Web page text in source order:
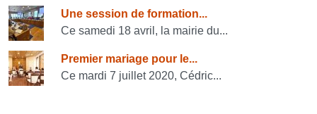
Une session de formation...
Ce samedi 18 avril, la mairie du...
Premier mariage pour le...
Ce mardi 7 juillet 2020, Cédric...